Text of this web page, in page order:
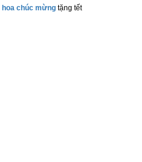
hoa chúc mừng tặng tết